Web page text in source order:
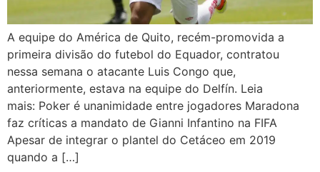
A equipe do América de Quito, recém-promovida a
primeira divisão do futebol do Equador, contratou
nessa semana o atacante Luis Congo que,
anteriormente, estava na equipe do Delfín. Leia
mais: Poker é unanimidade entre jogadores Maradona
faz críticas a mandato de Gianni Infantino na FIFA
Apesar de integrar o plantel do Cetáceo em 2019
quando a […]